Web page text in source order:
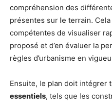
compréhension des
présentes sur le terrain.
compétentes de visualiser
proposé et d’en évaluer la
règles d’urbanisme en
Ensuite, le plan doit intégrer
essentiels, tels que les